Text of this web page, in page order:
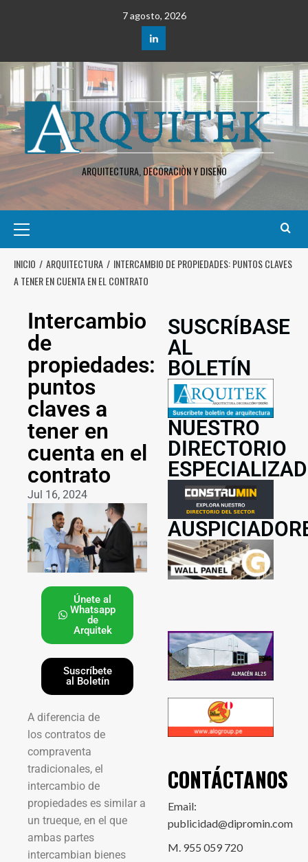
7 agosto, 2026
ARQUITECTURA, DECORACIÒN Y DISEÑO
INICIO ARQUITECTURA
INTERCAMBIO DE PROPIEDADES: PUNTOS CLAVES
A TENER EN CUENTA EN EL CONTRATO
Intercambio
de
propiedades:
puntos
claves a
tener en
cuenta en el
contrato
Jul 16, 2024
Únete al
Whatsapp
de
Arquitek
Suscríbete
al Boletín
A diferencia de
los contratos de
compraventa
tradicionales, el
intercambio de
propiedades es similar a
un trueque, en el que
ambas partes
intercambian bienes
SUSCRÍBASE
AL
BOLETÍN
NUESTRO
DIRECTORIO
CONTÁCTANOS
Email:
publicidad@dipromin.com
M. 955 059 720